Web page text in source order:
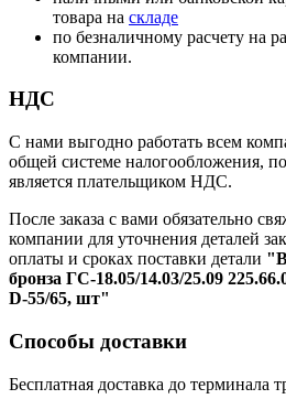
товара на складе
по безналичному расчету на
компании.
НДС
С нами выгодно работать всем
общей системе налогообложения,
является плательщиком НДС.
После заказа с вами обязательно
компании для уточнения деталей
оплаты и сроках поставки детали
бронза ГС-18.05/14.03/25.09
D-55/65, шт"
Способы доставки
Бесплатная доставка до терминала